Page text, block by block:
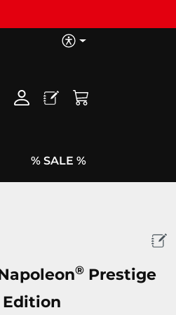
Warenkorb
% SALE %
® Prestige